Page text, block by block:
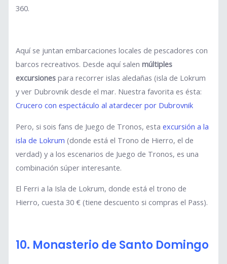
360.
Aquí se juntan embarcaciones locales de pescadores con
barcos recreativos. Desde aquí salenmúltiples
excursiones para recorrer islas aledañas (isla de Lokrum
y ver Dubrovnik desde el mar. Nuestra favorita es ésta:
Crucero con espectáculo al atardecer por Dubrovnik
Pero, si sois fans de Juego de Tronos, estaexcursión a la
isla de Lokrum (donde está el Trono de Hierro, el de
verdad) y a los escenarios de Juego de Tronos, es una
combinación súper interesante.
El Ferri a la Isla de Lokrum, donde está el trono de
Hierro, cuesta 30 € (tiene descuento si compras el Pass).
10. Monasterio de Santo Domingo